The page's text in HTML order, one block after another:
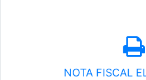
NOTA FISCAL